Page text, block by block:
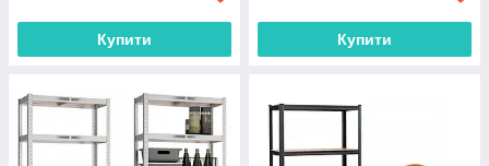
Купити Купити